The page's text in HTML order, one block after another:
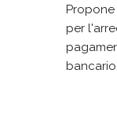
Propone
per
bancario.